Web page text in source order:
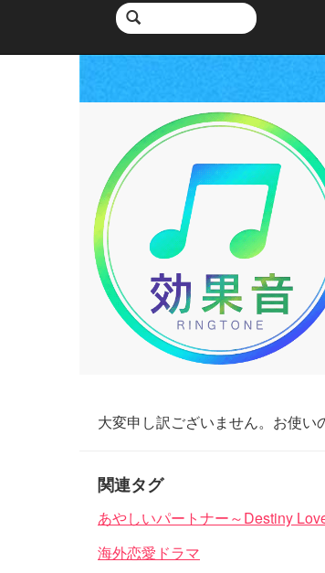
大変申し訳ございません。お使
関連タグ
あやしいパートナー～Destiny
海外恋愛ドラマ